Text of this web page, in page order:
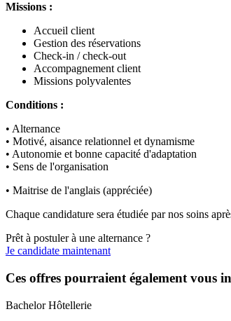
Missions :
Accueil client
Gestion des réservations
Check-in / check-out
Accompagnement client
Missions polyvalentes
Conditions :
• Alternance
• Motivé, aisance relationnel et dynamisme
• Autonomie et bonne capacité d'adaptation
• Sens de l'organisation
• Maitrise de l'anglais (appréciée)
Chaque candidature sera étudiée par nos soins
Prêt à postuler à une alternance ?
Je candidate maintenant
Ces offres pourraient également vous
Bachelor Hôtellerie